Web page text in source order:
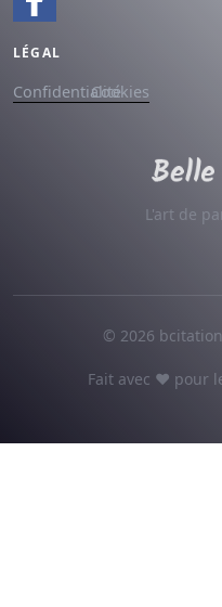
LÉGAL
ConfidentialitéCookies
L'art de
© 2026
Fait avec ♥ pour